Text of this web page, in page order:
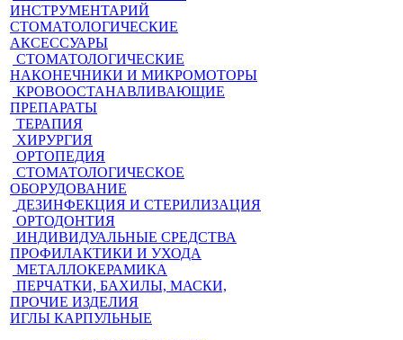
ИНСТРУМЕНТАРИЙ
СТОМАТОЛОГИЧЕСКИЕ
АКСЕССУАРЫ
СТОМАТОЛОГИЧЕСКИЕ
НАКОНЕЧНИКИ И МИКРОМОТОРЫ
КРОВООСТАНАВЛИВАЮЩИЕ
ПРЕПАРАТЫ
ТЕРАПИЯ
ХИРУРГИЯ
ОРТОПЕДИЯ
СТОМАТОЛОГИЧЕСКОЕ
ОБОРУДОВАНИЕ
ДЕЗИНФЕКЦИЯ И СТЕРИЛИЗАЦИЯ
ОРТОДОНТИЯ
ИНДИВИДУАЛЬНЫЕ СРЕДСТВА
ПРОФИЛАКТИКИ И УХОДА
МЕТАЛЛОКЕРАМИКА
ПЕРЧАТКИ, БАХИЛЫ, МАСКИ,
ПРОЧИЕ ИЗДЕЛИЯ
ИГЛЫ КАРПУЛЬНЫЕ